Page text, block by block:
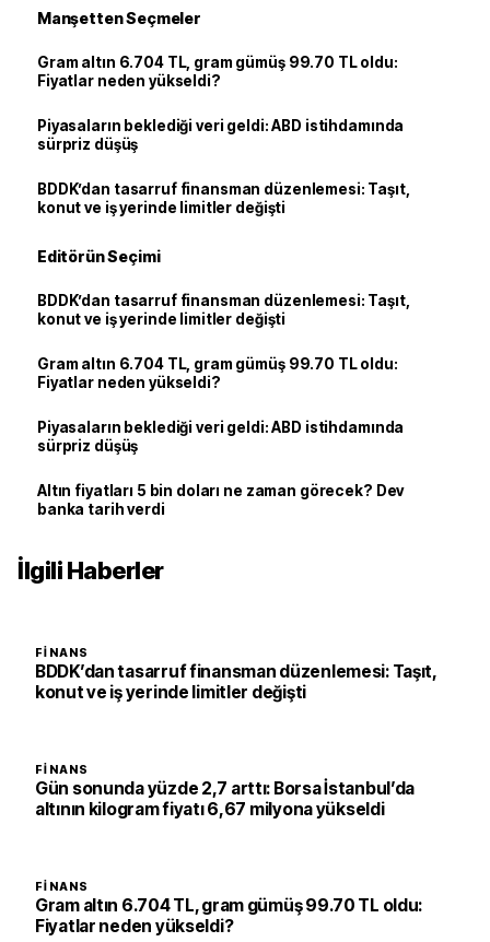
Manşetten Seçmeler
Gram altın 6.704 TL, gram gümüş 99.70 TL oldu:
Fiyatlar neden yükseldi?
Piyasaların beklediği veri geldi: ABD istihdamında
sürpriz düşüş
BDDK’dan tasarruf finansman düzenlemesi: Taşıt,
konut ve iş yerinde limitler değişti
Editörün Seçimi
BDDK’dan tasarruf finansman düzenlemesi: Taşıt,
konut ve iş yerinde limitler değişti
Gram altın 6.704 TL, gram gümüş 99.70 TL oldu:
Fiyatlar neden yükseldi?
Piyasaların beklediği veri geldi: ABD istihdamında
sürpriz düşüş
Altın fiyatları 5 bin doları ne zaman görecek? Dev
banka tarih verdi
İlgili Haberler
FINANS
BDDK’dan tasarruf finansman düzenlemesi: Taşıt,
konut ve iş yerinde limitler değişti
FINANS
Gün sonunda yüzde 2,7 arttı: Borsa İstanbul’da
altının kilogram fiyatı 6,67 milyona yükseldi
FINANS
Gram altın 6.704 TL, gram gümüş 99.70 TL oldu:
Fiyatlar neden yükseldi?